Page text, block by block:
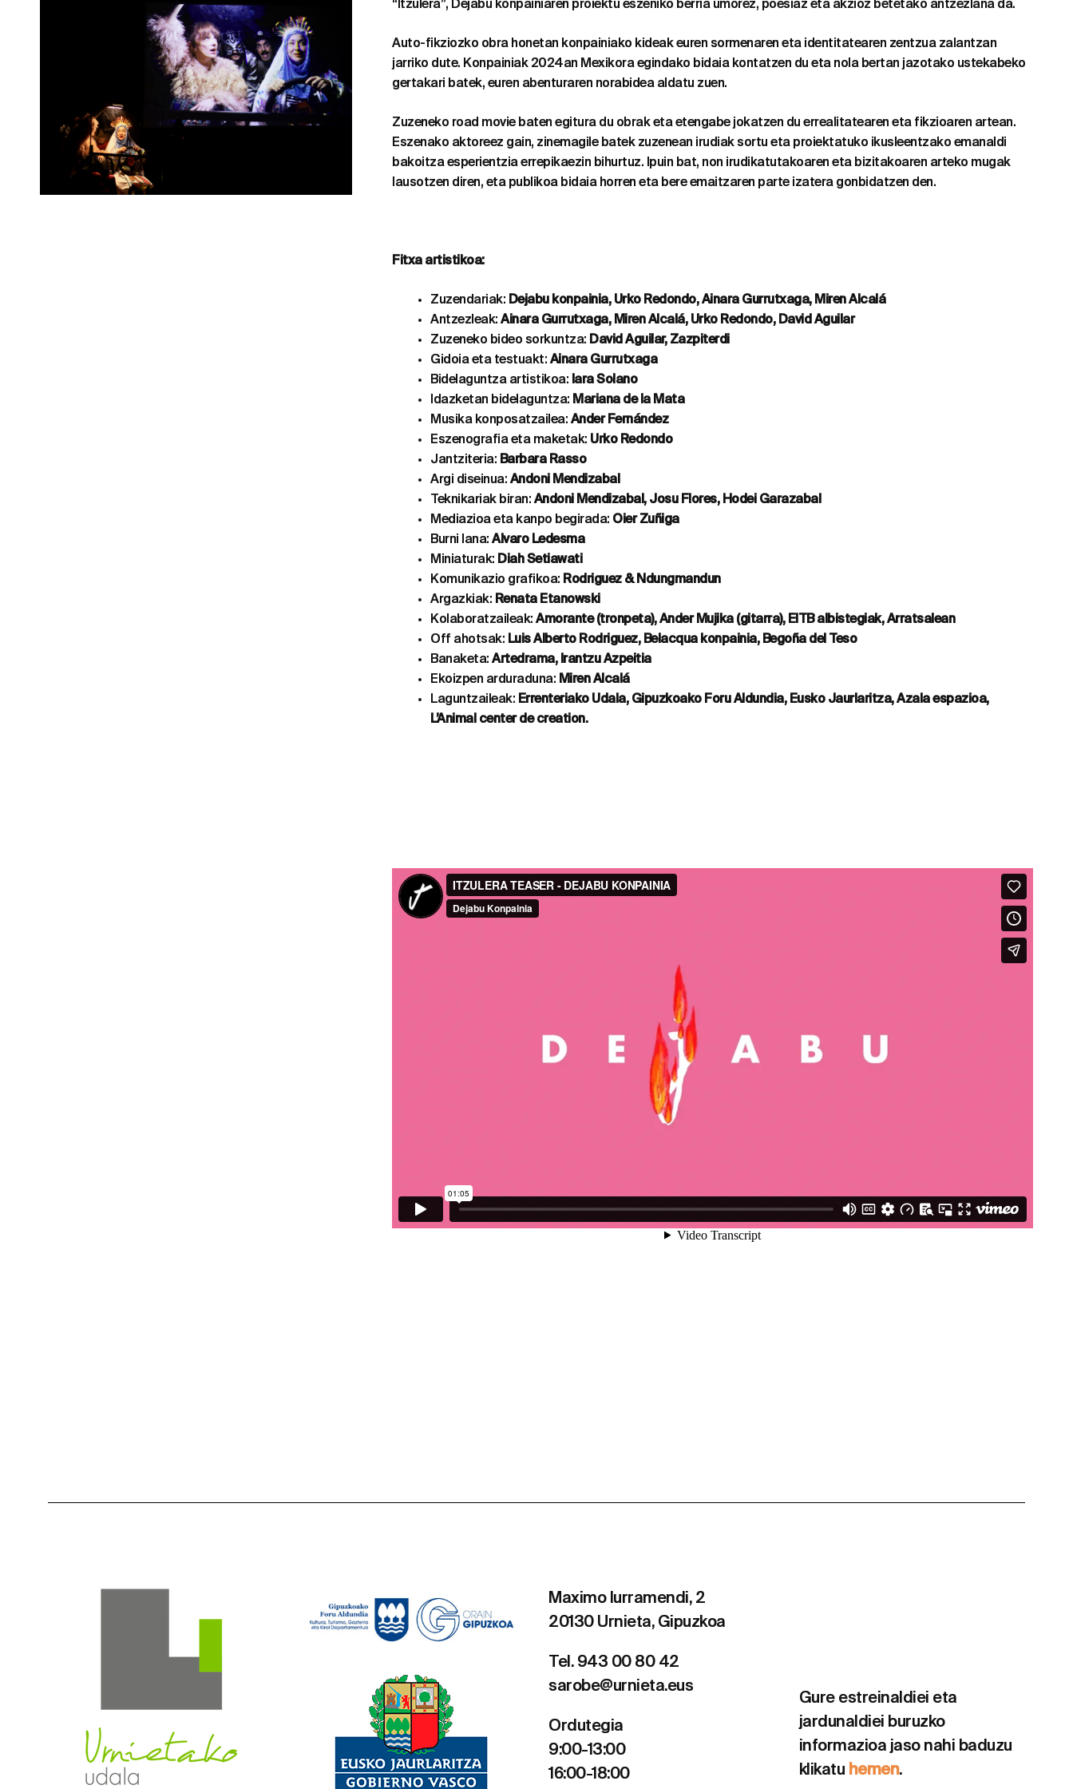
“Itzulera”, Dejabu konpainiaren proiektu eszeniko berria umorez, poesiaz eta akzioz betetako antzezlana da.
Auto-fikziozko obra honetan konpainiako kideak euren sormenaren eta identitatearen zentzua zalantzan
jarriko dute. Konpainiak 2024an Mexikora egindako bidaia kontatzen du eta nola bertan jazotako ustekabeko
gertakari batek, euren abenturaren norabidea aldatu zuen.
Zuzeneko road movie baten egitura du obrak eta etengabe jokatzen du errealitatearen eta fikzioaren artean.
Eszenako aktoreez gain, zinemagile batek zuzenean irudiak sortu eta proiektatuko ikusleentzako emanaldi
bakoitza esperientzia errepikaezin bihurtuz. Ipuin bat, non irudikatutakoaren eta bizitakoaren arteko mugak
lausotzen diren, eta publikoa bidaia horren eta bere emaitzaren parte izatera gonbidatzen den.
Fitxa artistikoa:
Zuzendariak: Dejabu konpainia, Urko Redondo, Ainara Gurrutxaga, Miren Alcalá
Antzezleak:Ainara Gurrutxaga, Miren Alcalá, Urko Redondo, David Aguilar
Zuzeneko bideo sorkuntza: David Aguilar, Zazpiterdi
Gidoia eta testuakt: Ainara Gurrutxaga
Bidelaguntza artistikoa: Iara Solano
Idazketan bidelaguntza: Mariana de la Mata
Musika konposatzailea: Ander Fernández
Eszenografia eta maketak: Urko Redondo
Jantziteria: Barbara Rasso
Argi diseinua: Andoni Mendizabal
Teknikariak biran: Andoni Mendizabal, Josu Flores, Hodei Garazabal
Mediazioa eta kanpo begirada: Oier Zuñiga
Burni lana:Alvaro Ledesma
Miniaturak: Diah Setiawati
Komunikazio grafikoa: Rodriguez & Ndungmandun
Argazkiak: Renata Etanowski
Kolaboratzaileak:Amorante (tronpeta), Ander Mujika (gitarra), EITB albistegiak, Arratsalean
Off ahotsak: Luis Alberto Rodriguez, Belacqua konpainia, Begoña del Teso
Banaketa:Artedrama, Irantzu Azpeitia
Ekoizpen arduraduna: Miren Alcalá
Laguntzaileak: Errenteriako Udala, Gipuzkoako Foru Aldundia, Eusko Jaurlaritza, Azala espazioa,
L’Animal center de creation.
Maximo Iurramendi, 2
20130 Urnieta, Gipuzkoa
Tel. 943 00 80 42
sarobe@urnieta.eus
Ordutegia
9:00-13:00
16:00-18:00
Gure estreinaldiei eta
jardunaldiei buruzko
informazioa jaso nahi baduzu
klikatu hemen.